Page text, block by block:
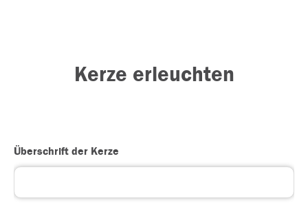
Kerze erleuchten
Überschrift der Kerze